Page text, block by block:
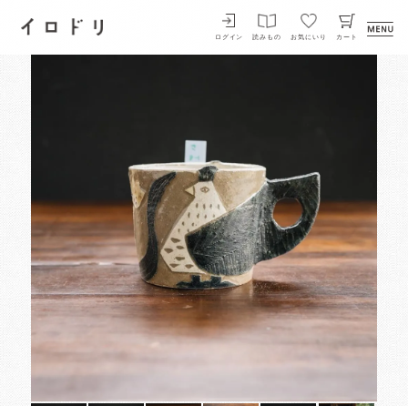
イロドリ
ログイン 読みもの お気にいり カート